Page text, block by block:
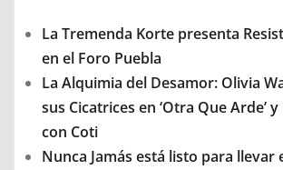
La Tremenda Korte presenta
en el Foro Puebla
La Alquimia del Desamor: Olivia
sus Cicatrices en ‘Otra Que Arde’
con Coti
Nunca Jamás está listo para llevar